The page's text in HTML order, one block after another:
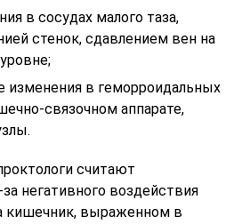
в сосудах малого таза,
стенок, сдавлением вен на
изменения в геморроидальных
связочном аппарате,
считают
негативного воздействия
кишечник, выраженном в